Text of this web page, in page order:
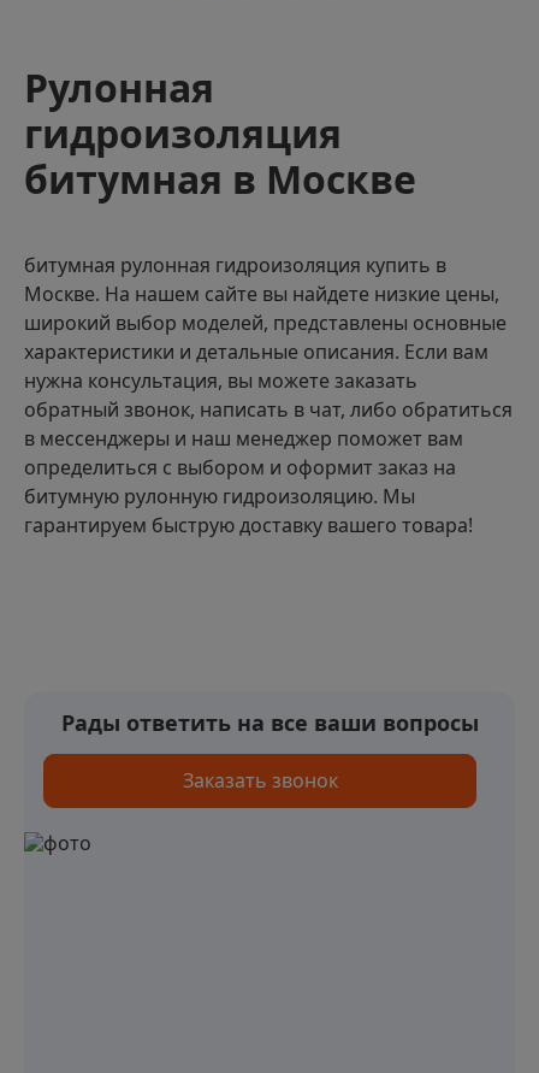
Рулонная
гидроизоляция
битумная в Москве
битумная рулонная гидроизоляция купить в
Москве. На нашем сайте вы найдете низкие цены,
широкий выбор моделей, представлены основные
характеристики и детальные описания. Если вам
нужна консультация, вы можете заказать
обратный звонок, написать в чат, либо обратиться
в мессенджеры и наш менеджер поможет вам
определиться с выбором и оформит заказ на
битумную рулонную гидроизоляцию. Мы
гарантируем быструю доставку вашего товара!
Рады ответить на все ваши вопросы
Заказать звонок